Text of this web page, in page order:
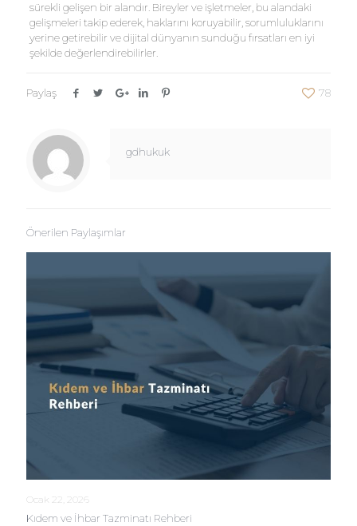
sürekli gelişen bir alandır. Bireyler ve işletmeler, bu alandaki
gelişmeleri takip ederek, haklarını koruyabilir, sorumluluklarını
yerine getirebilir ve dijital dünyanın sunduğu fırsatları en iyi
şekilde değerlendirebilirler.
Paylaş 78
gdhukuk
Önerilen Paylaşımlar
Ocak 22, 2026
Kıdem ve İhbar Tazminatı Rehberi